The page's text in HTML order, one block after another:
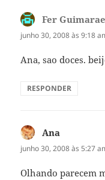
Fer
junho 30, 2008 às 9:18
Ana, sao doces.
RESPONDER
Ana
junho 30, 2008 às 5:27
Olhando parecem